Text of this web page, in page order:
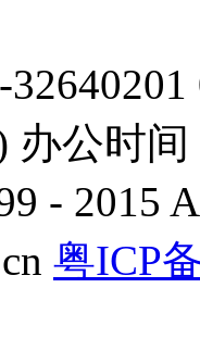
办公时
- 2015
粤ICP